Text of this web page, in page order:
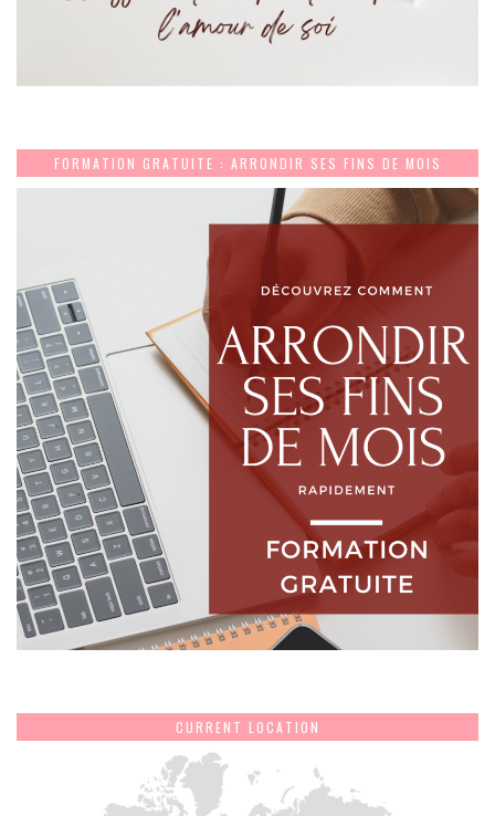
FORMATION GRATUITE : ARRONDIR SES FINS DE MOIS
CURRENT LOCATION